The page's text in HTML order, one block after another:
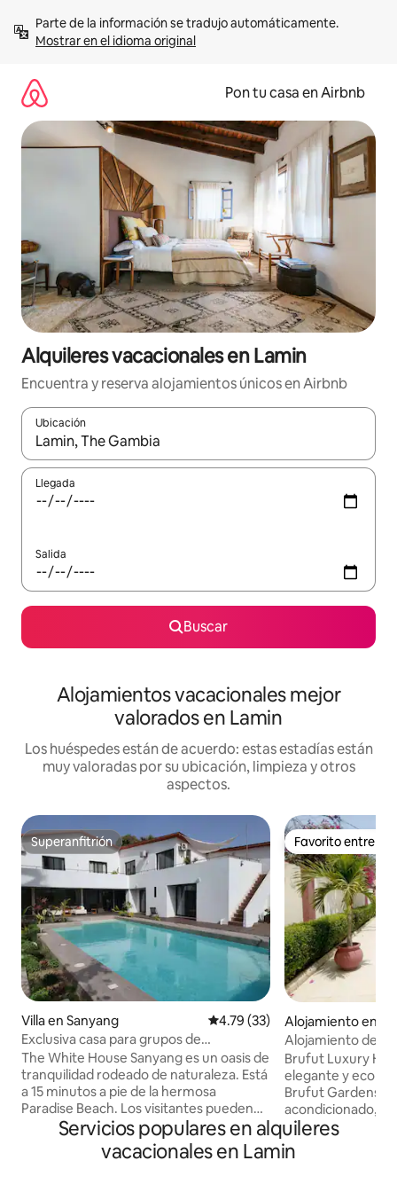
contenidoMostrar en el idioma original
Pon tu casa en Airbnb
Alquileres vacacionales en Lamin
Encuentra y reserva alojamientos únicos en Airbnb
Ubicación
Cuando los resultados estén disponibles, navega con las
Llegada
Salida
Buscar
Alojamientos vacacionales mejor
valorados en Lamin
Los huéspedes están de acuerdo: estas estadías están
muy valoradas por su ubicación, limpieza y otros
aspectos.
Superanfitrión
Superanfitrión
Villa en Sanyang Calificación promedio: 4.79 de
4.79 (33)
Exclusiva casa para grupos de
7 dormitorios cerca de la playa
The White House Sanyang es un oasis de
tranquilidad rodeado de naturaleza. Está
a 15 minutos a pie de la hermosa
Paradise Beach. Los visitantes pueden
disfrutar observando la vida silvestre en
el amplio jardín privado y relajarse en las
áreas de descanso. Con su amplia sala de
Favorito entre
Favorito entre
Alojamiento en
Alojamiento de
Brufut Luxury
elegante y
Brufut Gardens.
acondicionado,
inteligente de 50
completa y una
inspirada en la
Servicios populares en alquileres
vacacionales en Lamin